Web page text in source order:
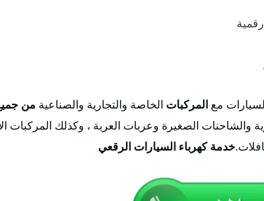
مع المركبات الخاصة والتجارية والصناعية من
والشاحنات الصغيرة وعربات العربة ، وكذلك المركبات
خدمة كهرباء السيارات الرقعي